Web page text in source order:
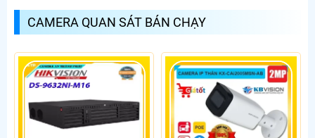
CAMERA QUAN SÁT BÁN CHẠY